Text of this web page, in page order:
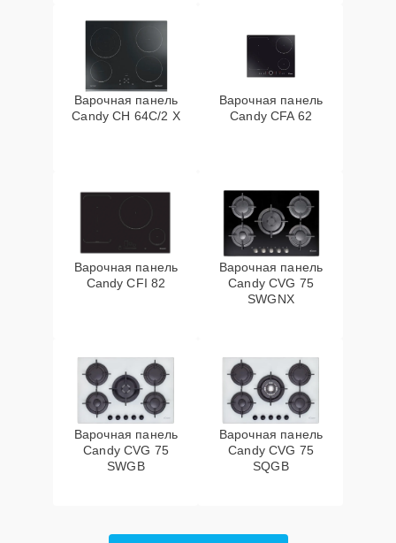
Варочная панель
Candy CH 64C/2 X
Варочная панель
Candy CFA 62
Варочная панель
Candy CFI 82
Варочная панель
Candy CVG 75
SWGNX
Варочная панель
Candy CVG 75
SWGB
Варочная панель
Candy CVG 75
SQGB